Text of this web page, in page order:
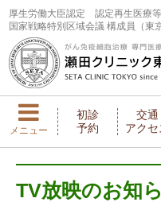
厚生労働大臣認定
認定再生医療
国家戦略特別区域会議 構成員（東
メニュー
初診
予約
交通
アクセ
TV放映のお知